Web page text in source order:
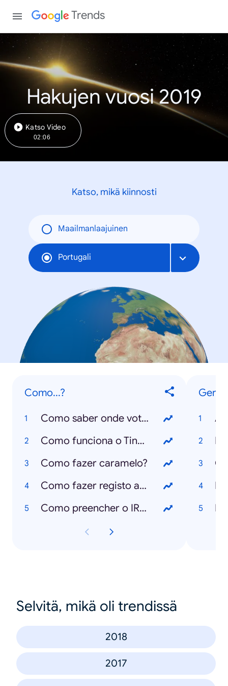
Trends
Hakujen vuosi 2019
Katso Video
02:06
Katso, mikä kiinnosti
Maailmanlaajuinen
Portugali
Como...?
Como saber onde votar?
Como funciona o Tinder?
Como fazer caramelo?
Como fazer registo animal no SIAC?
Como preencher o IRS?
Geral
Selvitä, mikä oli trendissä
2018
2017